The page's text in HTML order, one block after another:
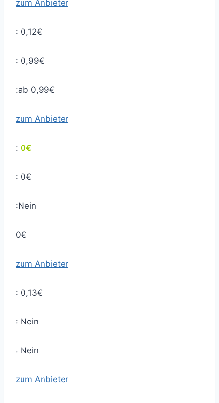
zum Anbieter
: 0,12€
: 0,99€
:ab 0,99€
zum Anbieter
: 0€
: 0€
:Nein
0€
zum Anbieter
: 0,13€
: Nein
: Nein
zum Anbieter